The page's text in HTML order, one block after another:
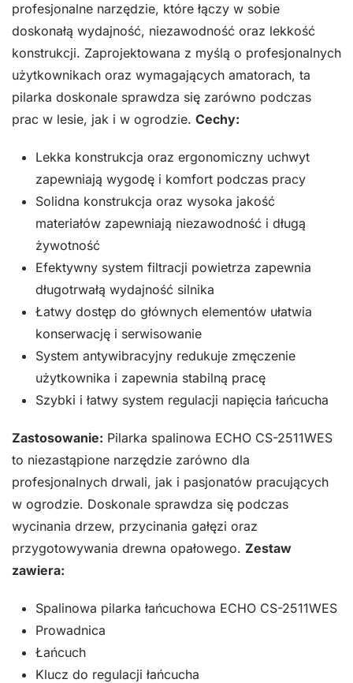
profesjonalne narzędzie, które łączy w sobie
doskonałą wydajność, niezawodność oraz lekkość
konstrukcji. Zaprojektowana z myślą o profesjonalnych
użytkownikach oraz wymagających amatorach, ta
pilarka doskonale sprawdza się zarówno podczas
prac w lesie, jak i w ogrodzie. Cechy:
Lekka konstrukcja oraz ergonomiczny uchwyt
zapewniają wygodę i komfort podczas pracy
Solidna konstrukcja oraz wysoka jakość
materiałów zapewniają niezawodność i długą
żywotność
Efektywny system filtracji powietrza zapewnia
długotrwałą wydajność silnika
Łatwy dostęp do głównych elementów ułatwia
konserwację i serwisowanie
System antywibracyjny redukuje zmęczenie
użytkownika i zapewnia stabilną pracę
Szybki i łatwy system regulacji napięcia łańcucha
Zastosowanie: Pilarka spalinowa ECHO CS-2511WES
to niezastąpione narzędzie zarówno dla
profesjonalnych drwali, jak i pasjonatów pracujących
w ogrodzie. Doskonale sprawdza się podczas
wycinania drzew, przycinania gałęzi oraz
przygotowywania drewna opałowego. Zestaw
zawiera:
Spalinowa pilarka łańcuchowa ECHO CS-2511WES
Prowadnica
Łańcuch
Klucz do regulacji łańcucha